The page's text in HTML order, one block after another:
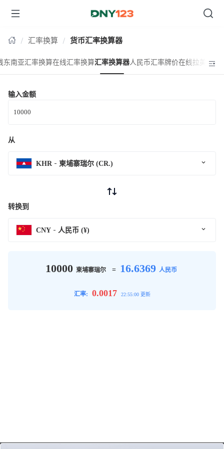
台湾
汇率换算 货币汇率换算器
东南亚汇率换算在线汇率换算汇率换算器人民币汇率牌价在线拉美汇率
输入金额
从
KHR 柬埔寨瑞尔 (CR.)
转换到
CNY 人民币 (¥)
10000 柬埔寨瑞尔 = 16.6369 人民币
汇率: 0.0017 22:55:00 更新